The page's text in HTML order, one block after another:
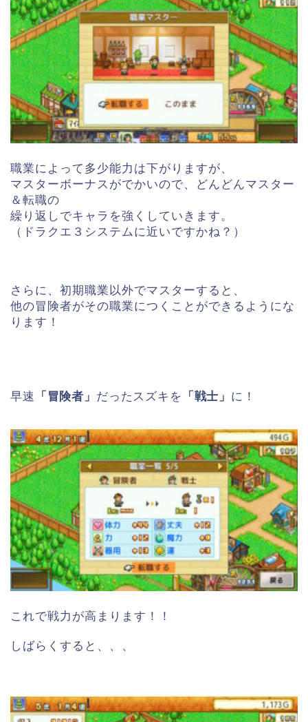
職業によって多少能力は下がりますが、
マスターボーナスがでかいので、どんどんマスター
＆転職の
繰り返しでキャラを強くしていきます。
（ドラクエ３システムに近いですかね？）
さらに、初期職業以外でマスターすると、
他の冒険者がその職業につくことができるようにな
ります！
早速 「冒険者」 だったスズキを 「戦士」 に！
これで戦力が高まります！！
しばらくすると、、、